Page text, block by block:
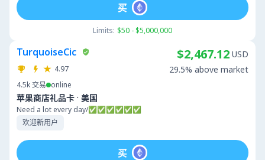
Limits: $50 - $5,000,000
买
TurquoiseCic
4.97
4.5k交易 online
苹果商店礼品卡 · 美国
Need a lot every day/✅️✅️✅️✅️✅️✅️
欢迎新用户
$2,467.12 USD
29.5% above market
买